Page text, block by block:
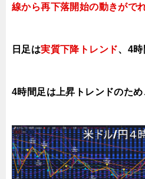
線から再下落開始の動きがで
日足は実質下降トレンド、4時
4時間足は上昇トレンドのため